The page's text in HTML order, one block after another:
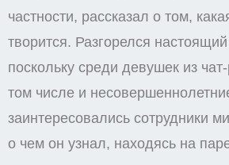
частности, рассказал о том,
творится. Разгорелся
поскольку среди девушек из
том числе и
заинтересовались сотрудники
о чем он узнал, находясь на